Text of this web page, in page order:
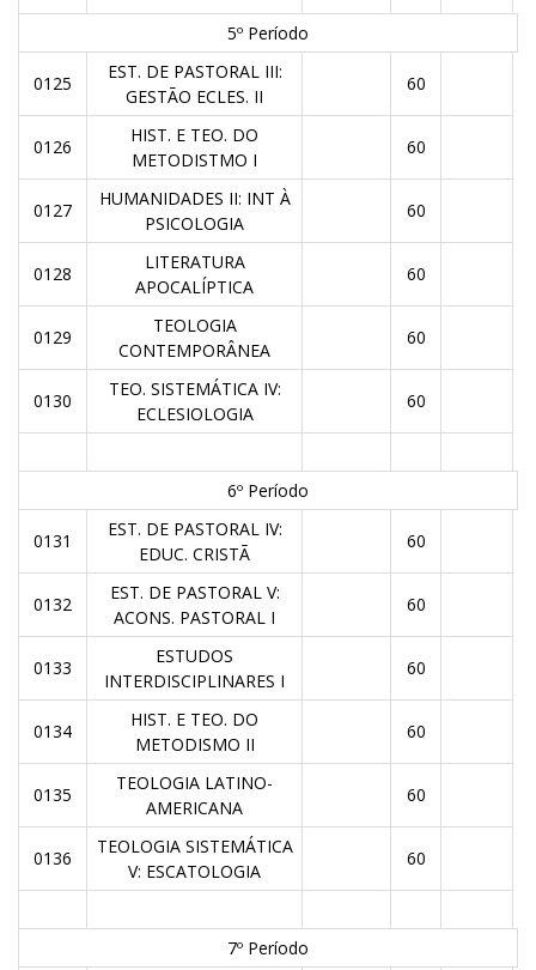
5º Período
0125
EST. DE PASTORAL III:
GESTÃO ECLES. II
60
0126
HIST. E TEO. DO
METODISTMO I
60
0127
HUMANIDADES II: INT À
PSICOLOGIA
60
0128
LITERATURA
APOCALÍPTICA
60
0129
TEOLOGIA
CONTEMPORÂNEA
60
0130
TEO. SISTEMÁTICA IV:
ECLESIOLOGIA
60
6º Período
0131
EST. DE PASTORAL IV:
EDUC. CRISTÃ
60
0132
EST. DE PASTORAL V:
ACONS. PASTORAL I
60
0133
ESTUDOS
INTERDISCIPLINARES I
60
0134
HIST. E TEO. DO
METODISMO II
60
0135
TEOLOGIA LATINO-
AMERICANA
60
0136
TEOLOGIA SISTEMÁTICA
V: ESCATOLOGIA
60
7º Período